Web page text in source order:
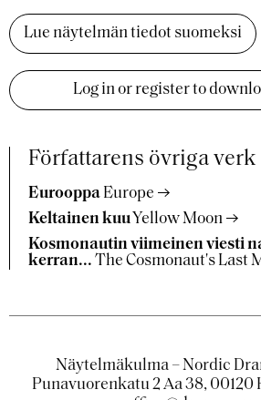
Lue näytelmän tiedot suomeksi
Log in or register to
Författarens övriga verk
Eurooppa Europe
Keltainen kuuYellow Moon
Kosmonautin viimeinen viesti
kerran... The Cosmonaut's Last
Näytelmäkulma – Nordic
Punavuorenkatu 2 Aa 38,